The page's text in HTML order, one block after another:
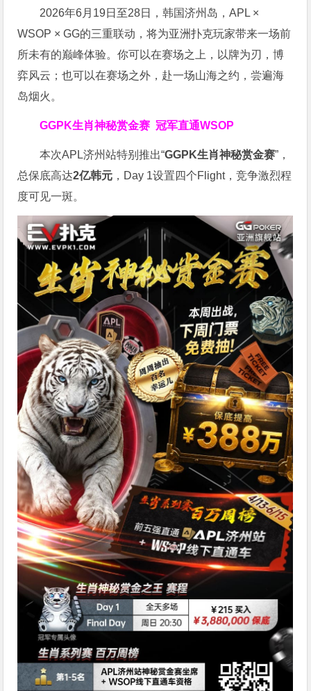
2026年6月19日至28日，韩国济州岛，APL ×
WSOP × GG的三重联动，将为亚洲扑克玩家带来一场前
所未有的巅峰体验。你可以在赛场之上，以牌为刃，博
弈风云；也可以在赛场之外，赴一场山海之约，尝遍海
岛烟火。
GGPK生肖神秘赏金赛冠军直通WSOP
本次APL济州站特别推出“GGPK生肖神秘赏金赛”，
总保底高达2亿韩元 ，Day 1设置四个Flight，竞争激烈程
度可见一斑。